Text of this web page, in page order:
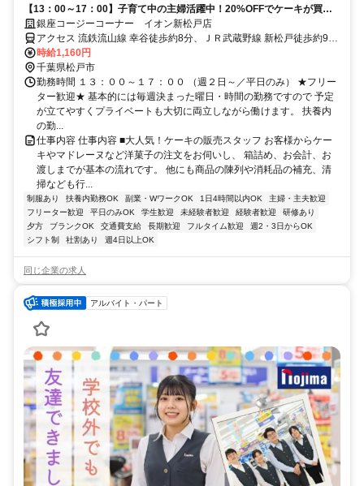
【13：00～17：00】子育て中の主婦活躍中！20%OFFでケーキが買え
る♪週2日～OK◎扶養内◎
銀座コージーコーナー イオン新松戸店
アクセス 流鉄流山線 幸谷徒歩約8分、ＪＲ武蔵野線 新松戸徒歩約9
分、ＪＲ常磐線/東京メトロ千代田線 新松戸徒歩約9分 JR各線「新松
戸駅」より徒歩8分
時給1,160円
千葉県松戸市
勤務時間 １３：００～１７：００ （週２日～／平日のみ） ★フリー
ター歓迎★ 基本的には毎週決まった曜日・時間の勤務ですので 予定
が立てやすくプライベートも大切に両立しながら働けます。 扶養内
の勤...
仕事内容 仕事内容 ■大人気！ケーキの販売スタッフ お客様からケー
キやマドレーヌなど洋菓子の注文をお伺いし、 箱詰め、お会計、お
渡しまでが基本の流れです。 他にも商品の陳列や消耗品の補充、清
掃なども行...
制服あり 扶養内勤務OK 副業・WワークOK 1日4時間以内OK
主婦・主夫歓迎
フリーター歓迎
平日のみOK 学生歓迎 未経験者歓迎 経験者歓迎
研修あり
夕方
ブランクOK 交通費支給 長期歓迎 フルタイム歓迎
週2・3日からOK
シフト制
社割あり 週4日以上OK
同じ企業の求人
アルバイト・パート